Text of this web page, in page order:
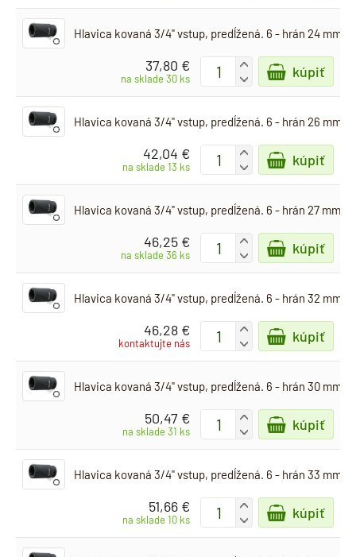
Hlavica kovaná 3/4" vstup, predĺžená. 6 - hrán 24 mm
37,80 €
na sklade 30 ks
+
-
kúpiť
Hlavica kovaná 3/4" vstup, predĺžená. 6 - hrán 26 mm
42,04 €
na sklade 13 ks
+
-
kúpiť
Hlavica kovaná 3/4" vstup, predĺžená. 6 - hrán 27 mm
46,25 €
na sklade 36 ks
+
-
kúpiť
Hlavica kovaná 3/4" vstup, predĺžená. 6 - hrán 32 mm
46,28 €
kontaktujte nás
+
-
kúpiť
Hlavica kovaná 3/4" vstup, predĺžená. 6 - hrán 30 mm
50,47 €
na sklade 31 ks
+
-
kúpiť
Hlavica kovaná 3/4" vstup, predĺžená. 6 - hrán 33 mm
51,66 €
na sklade 10 ks
+
-
kúpiť